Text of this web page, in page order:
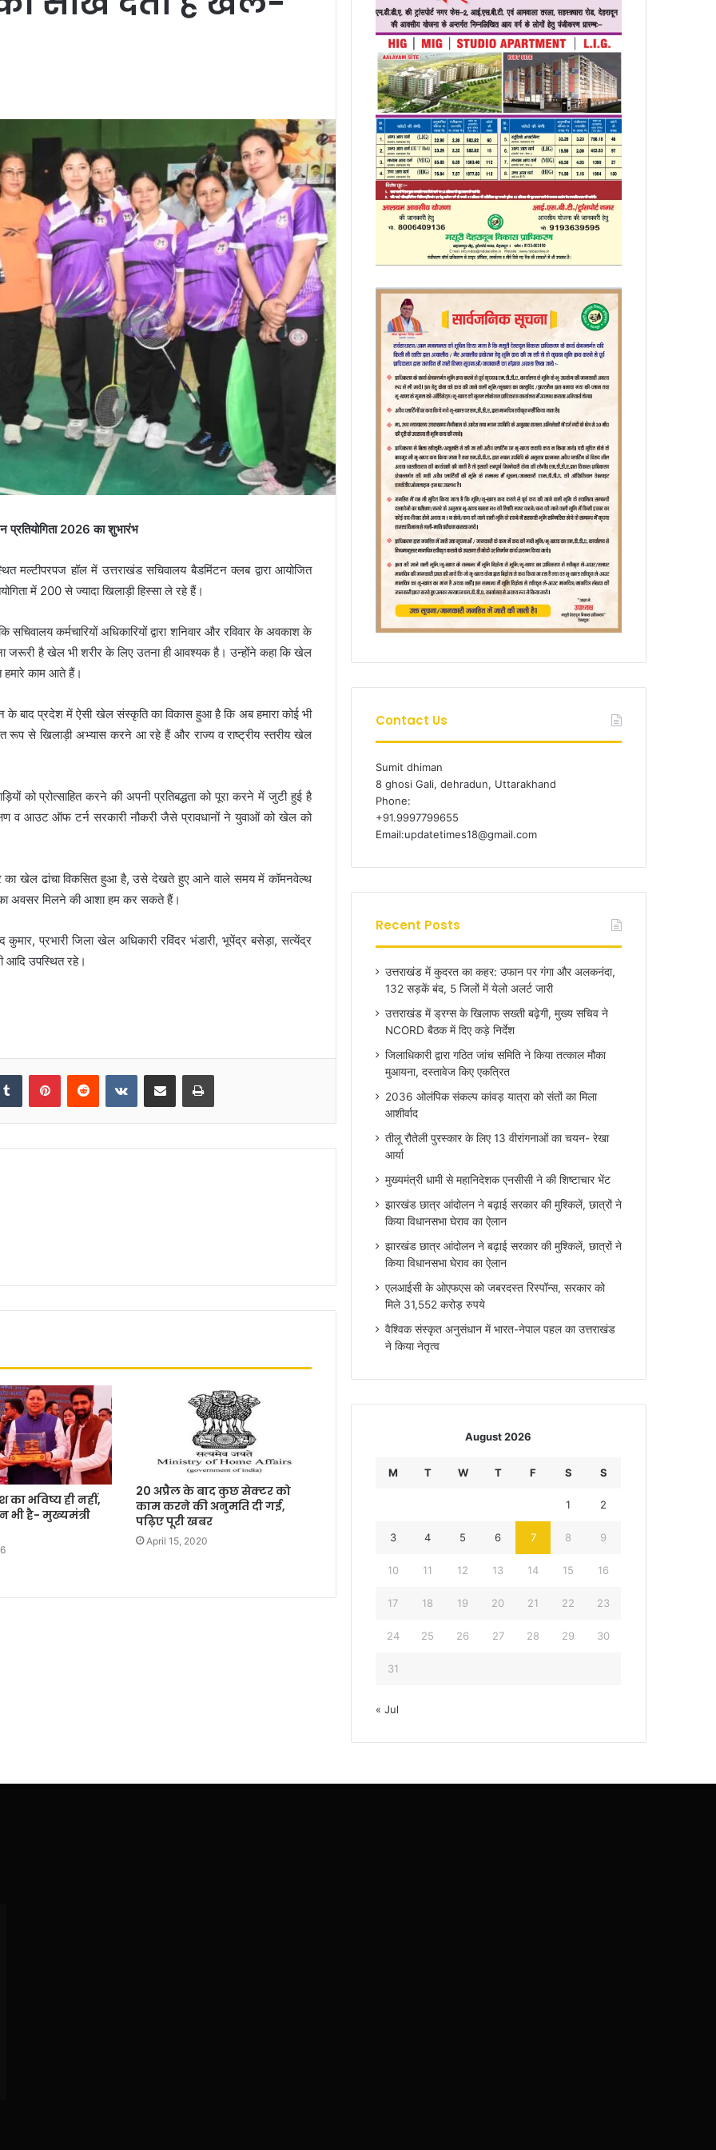
प्रतियोगिता 2026 का शुभारंभ
मल्टीपरपज हॉल में उत्तराखंड सचिवालय बैडमिंटन क्लब द्वारा आयोजित
में 200 से ज्यादा खिलाड़ी हिस्सा ले रहे हैं।
कर्मचारियों अधिकारियों द्वारा शनिवार और रविवार के अवकाश के
जरूरी है खेल भी शरीर के लिए उतना ही आवश्यक है। उन्होंने कहा कि खेल
हमारे काम आते हैं।
बाद प्रदेश में ऐसी खेल संस्कृति का विकास हुआ है कि अब हमारा कोई भी
रूप से खिलाड़ी अभ्यास करने आ रहे हैं और राज्य व राष्ट्रीय स्तरीय खेल
को प्रोत्साहित करने की अपनी प्रतिबद्धता को पूरा करने में जुटी हुई है
व आउट ऑफ टर्न सरकारी नौकरी जैसे प्रावधानों ने युवाओं को खेल को
का खेल ढांचा विकसित हुआ है, उसे देखते हुए आने वाले समय में कॉमनवेल्थ
अवसर मिलने की आशा हम कर सकते हैं।
प्रभारी जिला खेल अधिकारी रविंदर भंडारी, भूपेंद्र बसेड़ा, सत्येंद्र
आदि उपस्थित रहे।
भविष्य ही नहीं,
भी है- मुख्यमंत्री
20 अप्रैल के बाद कुछ सेक्‍टर को
काम करने की अनुमति दी गई,
पढ़िए पूरी खबर
April 15, 2020
Contact Us
Sumit dhiman
8 ghosi Gali, dehradun, Uttarakhand
Phone:
+91.9997799655
Email:updatetimes18@gmail.com
Recent Posts
उत्तराखंड में कुदरत का कहर: उफान पर गंगा और अलकनंदा,
132 सड़कें बंद, 5 जिलों में येलो अलर्ट जारी
उत्तराखंड में ड्रग्स के खिलाफ सख्ती बढ़ेगी, मुख्य सचिव ने
NCORD बैठक में दिए कड़े निर्देश
जिलाधिकारी द्वारा गठित जांच समिति ने किया तत्काल मौका
मुआयना, दस्तावेज किए एकत्रित
2036 ओलंपिक संकल्प कांवड़ यात्रा को संतों का मिला
आशीर्वाद
तीलू रौतेली पुरस्कार के लिए 13 वीरांगनाओं का चयन- रेखा
आर्या
मुख्यमंत्री धामी से महानिदेशक एनसीसी ने की शिष्टाचार भेंट
झारखंड छात्र आंदोलन ने बढ़ाई सरकार की मुश्किलें, छात्रों ने
किया विधानसभा घेराव का ऐलान
झारखंड छात्र आंदोलन ने बढ़ाई सरकार की मुश्किलें, छात्रों ने
किया विधानसभा घेराव का ऐलान
एलआईसी के ओएफएस को जबरदस्त रिस्पॉन्स, सरकार को
मिले 31,552 करोड़ रुपये
वैश्विक संस्कृत अनुसंधान में भारत-नेपाल पहल का उत्तराखंड
ने किया नेतृत्व
August 2026
M T W T F S S
1 2
3 4 5 6 7 8 9
10 11 12 13 14 15 16
17 18 19 20 21 22 23
24 25 26 27 28 29 30
31
« Jul